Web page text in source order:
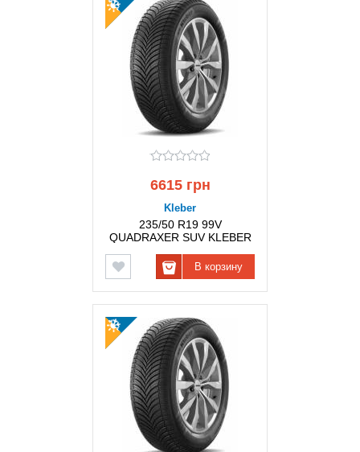
6615 грн
Kleber
235/50 R19 99V
QUADRAXER SUV KLEBER
В корзину